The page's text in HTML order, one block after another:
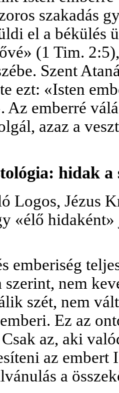
szakadás
el a békülés
(1 Tim.
Szent
ezt: «Isten
Az emberré
azaz a
hidak a
Logos, Jézus
«élő
emberiség
szerint, nem
szét, nem
Ez az
az, aki
az
a